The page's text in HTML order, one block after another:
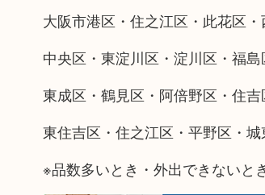
大阪市港区・住之江区・此花区
中央区・東淀川区・淀川区・福
東成区・鶴見区・阿倍野区・住
東住吉区・住之江区・平野区・
※品数多いとき・外出できないと